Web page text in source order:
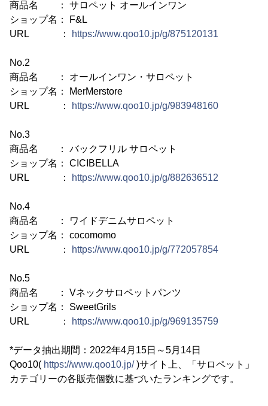
商品名 ： サロペット オールインワン
ショップ名： F&L
URL ：
https://www.qoo10.jp/g/875120131
No.2
商品名 ： オールインワン・サロペット
ショップ名： MerMerstore
URL ：
https://www.qoo10.jp/g/983948160
No.3
商品名 ： バックフリル サロペット
ショップ名： CICIBELLA
URL ：
https://www.qoo10.jp/g/882636512
No.4
商品名 ： ワイドデニムサロペット
ショップ名： cocomomo
URL ：
https://www.qoo10.jp/g/772057854
No.5
商品名 ： Vネックサロペットパンツ
ショップ名： SweetGrils
URL ：
https://www.qoo10.jp/g/969135759
*データ抽出期間：2022年4月15日～5月14日
Qoo10( https://www.qoo10.jp/)サイト上、「サロペット」
カテゴリーの各販売個数に基づいたランキングです。